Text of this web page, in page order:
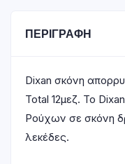
ΠΕΡΙΓΡΑΦΉ
Dixan σκόνη
Total 12μεζ. Το
Ρούχων σε σκόνη
λεκέδες.